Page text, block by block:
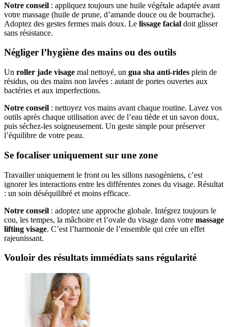
Notre conseil : appliquez toujours une huile végétale adaptée avant
votre massage (huile de prune, d’amande douce ou de bourrache).
Adoptez des gestes fermes mais doux. Le lissage facial doit glisser
sans résistance.
Négliger l’hygiène des mains ou des outils
Un roller jade visage mal nettoyé, un gua sha anti-rides plein de
résidus, ou des mains non lavées : autant de portes ouvertes aux
bactéries et aux imperfections.
Notre conseil : nettoyez vos mains avant chaque routine. Lavez vos
outils après chaque utilisation avec de l’eau tiède et un savon doux,
puis séchez-les soigneusement. Un geste simple pour préserver
l’équilibre de votre peau.
Se focaliser uniquement sur une zone
Travailler uniquement le front ou les sillons nasogéniens, c’est
ignorer les interactions entre les différentes zones du visage. Résultat
: un soin déséquilibré et moins efficace.
Notre conseil : adoptez une approche globale. Intégrez toujours le
cou, les tempes, la mâchoire et l’ovale du visage dans votre massage
lifting visage. C’est l’harmonie de l’ensemble qui crée un effet
rajeunissant.
Vouloir des résultats immédiats sans régularité